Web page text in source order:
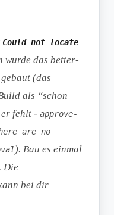
Could not locate
wurde das better-
(das
als “schon
fehlt - approve-
are no
). Bau es einmal
Die
bei dir